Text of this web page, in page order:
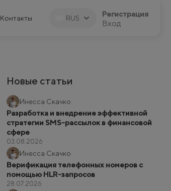
Контакты RUS Регистрация
Вход
Новые статьи
Инесса Скачко
Разработка и внедрение эффективной
стратегии SMS-рассылок в финансовой
сфере
03.08.2026
Инесса Скачко
Верификация телефонных номеров с
помощью HLR-запросов
28.07.2026